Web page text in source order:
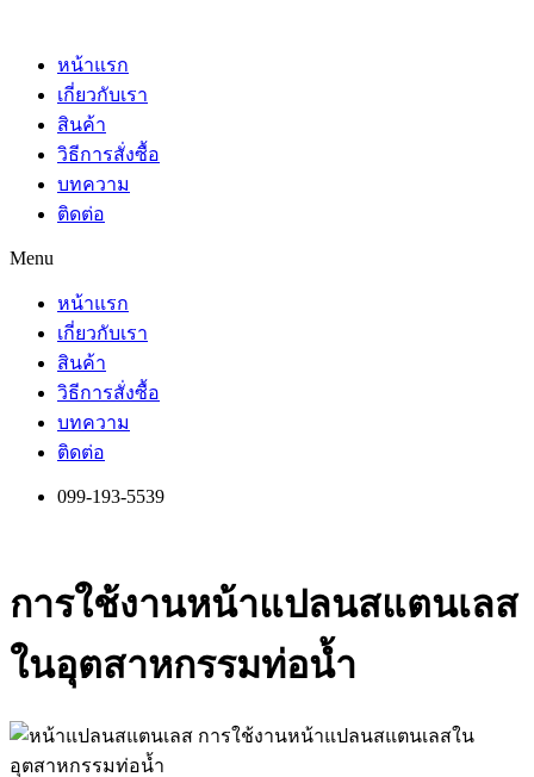
contentหน้าแรก
เกี่ยวกับเรา
สินค้า
วิธีการสั่งซื้อ
บทความ
ติดต่อ
Menu
หน้าแรก
เกี่ยวกับเรา
สินค้า
วิธีการสั่งซื้อ
บทความ
ติดต่อ
099-193-5539
การใช้งานหน้าแปลนสแตนเลส
ในอุตสาหกรรมท่อน้ำ